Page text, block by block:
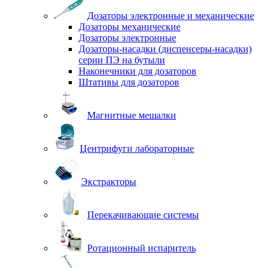
Дозаторы электронные и механические
Дозаторы механические
Дозаторы электронные
Дозаторы-насадки (диспенсеры-насадки)
серии ПЭ на бутыли
Наконечники для дозаторов
Штативы для дозаторов
Магнитные мешалки
Центрифуги лабораторные
Экстракторы
Перекачивающие системы
Ротационный испаритель